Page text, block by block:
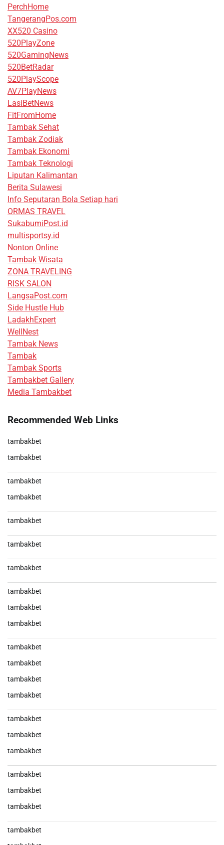
PerchHome
TangerangPos.com
XX520 Casino
520PlayZone
520GamingNews
520BetRadar
520PlayScope
AV7PlayNews
LasiBetNews
FitFromHome
Tambak Sehat
Tambak Zodiak
Tambak Ekonomi
Tambak Teknologi
Liputan Kalimantan
Berita Sulawesi
Info Seputaran Bola Setiap hari
ORMAS TRAVEL
SukabumiPost.id
multisportsy.id
Nonton Online
Tambak Wisata
ZONA TRAVELING
RISK SALON
LangsaPost.com
Side Hustle Hub
LadakhExpert
WellNest
Tambak News
Tambak
Tambak Sports
Tambakbet Gallery
Media Tambakbet
Recommended Web Links
tambakbet
tambakbet
tambakbet
tambakbet
tambakbet
tambakbet
tambakbet
tambakbet
tambakbet
tambakbet
tambakbet
tambakbet
tambakbet
tambakbet
tambakbet
tambakbet
tambakbet
tambakbet
tambakbet
tambakbet
tambakbet